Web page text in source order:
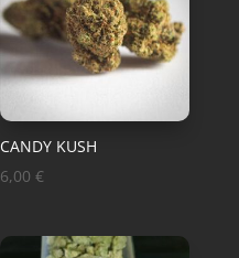
CANDY KUSH
6,00€